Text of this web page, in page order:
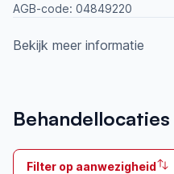
AGB-code: 04849220
Bekijk meer informatie
2021
Ik behandel
Op locatie & Thuis
Behandellocaties
Filter op aanwezigheid